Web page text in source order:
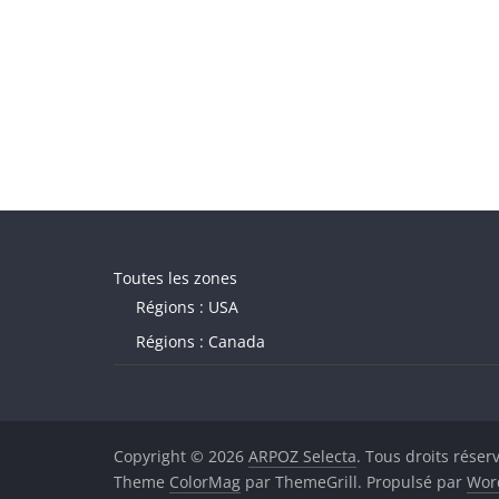
Toutes les zones
Régions : USA
Régions : Canada
Copyright © 2026 ARPOZ Selecta. Tous droits
Theme ColorMag par ThemeGrill. Propulsé par